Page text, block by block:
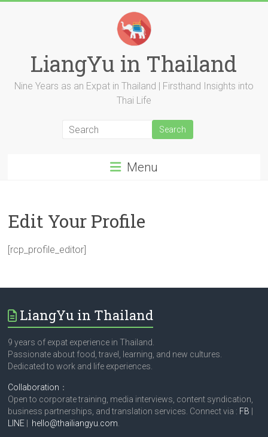
LiangYu in Thailand
Nine Years as an Expat in Thailand | Firsthand Insights into
Thai Life
Menu
Edit Your Profile
[rcp_profile_editor]
LiangYu in Thailand
9 years of expat experience in Thailand.
Passionate about food, travel, learning, and new cultures.
Dedicated to work and life experiences.
Collaboration ：
Open to corporate training, media interviews, content syndication,
business partnerships, and translation services. Connect via : FB
LINE
hello@thailiangyu.com